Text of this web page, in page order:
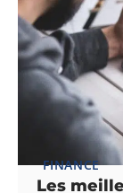
FINANCE
Les